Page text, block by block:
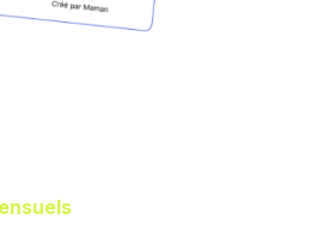
, il vous en reste